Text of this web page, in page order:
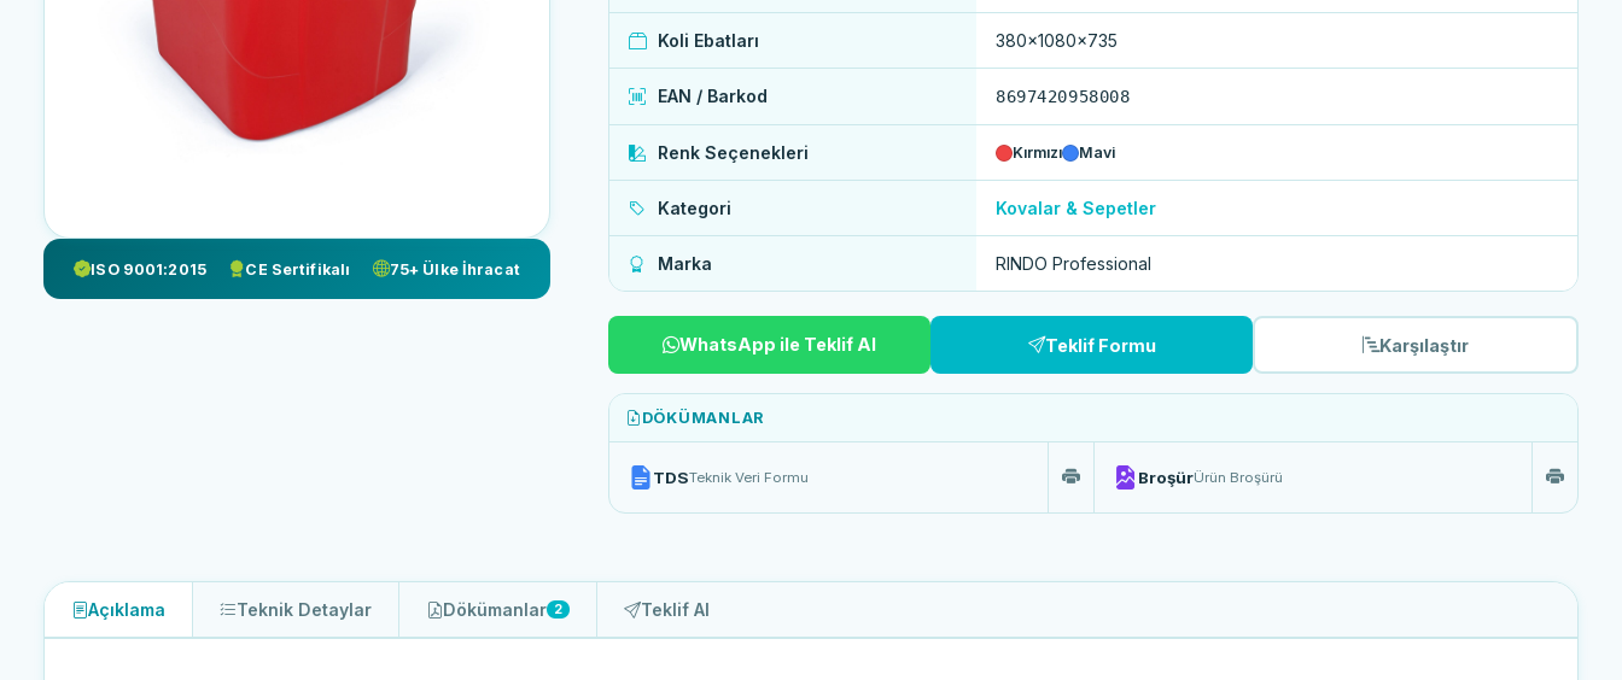
ISO 9001:2015 CE Sertifikalı 75+ Ülke İhracat
Koli Ebatları 380x1080x735
EAN / Barkod 8697420958008
Renk Seçenekleri Kırmızı Mavi
Kategori Kovalar & Sepetler
Marka RINDO Professional
WhatsApp ile Teklif Al Teklif Formu Karşılaştır
DÖKÜMANLAR
TDSTeknik Veri Formu BroşürÜrün Broşürü
Açıklama Teknik Detaylar Dökümanlar 2 Teklif Al